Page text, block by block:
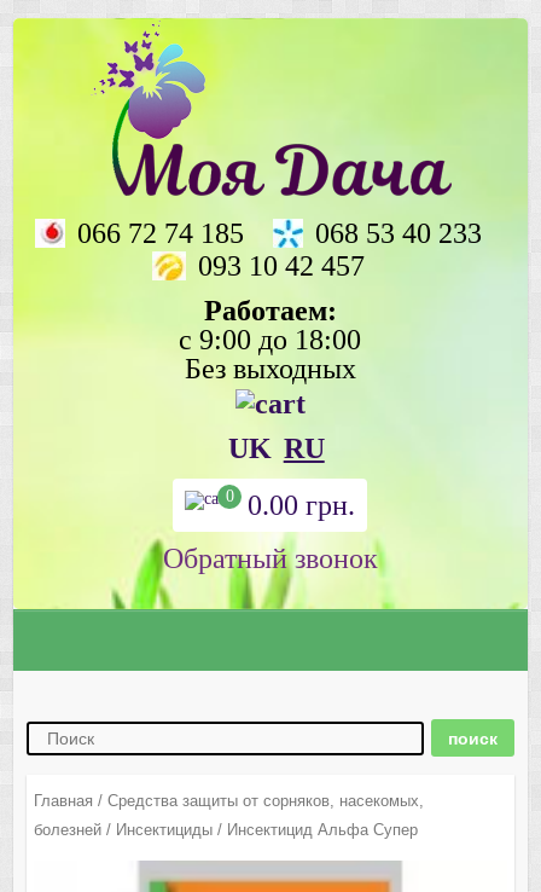
066 72 74 185
068 53 40 233
093 10 42 457
Работаем:
с 9:00 до 18:00
Без выходных
UK RU
0 0.00грн.
Главная / Средства защиты от сорняков, насекомых,
болезней/ Инсектициды/ Инсектицид Альфа Супер